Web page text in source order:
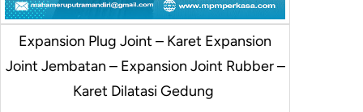
Expansion Plug Joint – Karet Expansion
Joint Jembatan – Expansion Joint Rubber –
Karet Dilatasi Gedung